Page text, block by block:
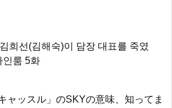
희선(김해숙)이 담장 대표를 죽였
인룸 5화
ャッスル」のSKYの意味、知ってま